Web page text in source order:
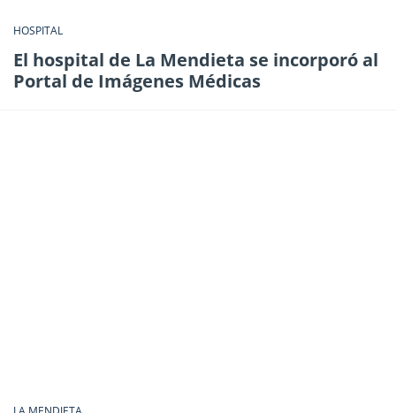
HOSPITAL
El hospital de La Mendieta se incorporó al
Portal de Imágenes Médicas